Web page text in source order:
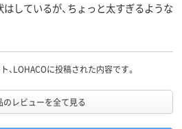
はしているが、ちょっと太すぎるような
、LOHACOに投稿された内容です。
のレビューを全て見る